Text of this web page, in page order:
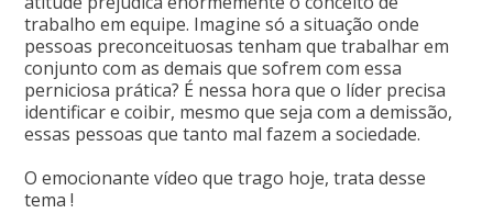
trabalho em equipe. Imagine só a situação onde
pessoas preconceituosas tenham que trabalhar em
conjunto com as demais que sofrem com essa
perniciosa prática? É nessa hora que o líder precisa
identificar e coibir, mesmo que seja com a demissão,
essas pessoas que tanto mal fazem a sociedade.
O emocionante vídeo que trago hoje, trata desse
tema !